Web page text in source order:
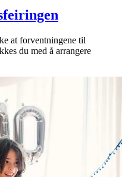
at forventningene til
du med å arrangere